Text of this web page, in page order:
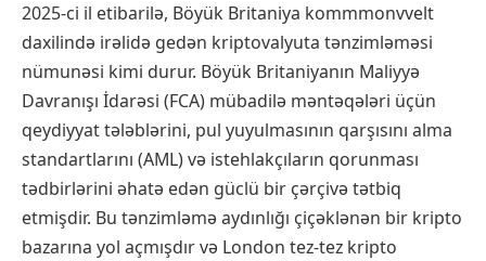
2025-ci il etibarilə, Böyük Britaniya kommmonvvelt
daxilində irəlidə gedən kriptovalyuta tənzimləməsi
nümunəsi kimi durur. Böyük Britaniyanın Maliyyə
Davranışı İdarəsi (FCA) mübadilə məntəqələri üçün
qeydiyyat tələblərini, pul yuyulmasının qarşısını alma
standartlarını (AML) və istehlakçıların qorunması
tədbirlərini əhatə edən güclü bir çərçivə tətbiq
etmişdir. Bu tənzimləmə aydınlığı çiçəklənən bir kripto
bazarına yol açmışdır və London tez-tez kripto